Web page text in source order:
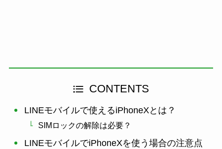
CONTENTS
LINEモバイルで使えるiPhoneXとは？
SIMロックの解除は必要？
LINEモバイルでiPhoneXを使う場合の注意点